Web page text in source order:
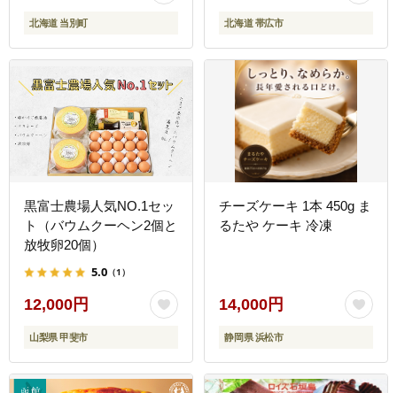
北海道 当別町 北海道 帯広市
黒富士農場人気NO.1セッ
ト（バウムクーヘン2個と
放牧卵20個）
5.0 （1）
12,000円
山梨県 甲斐市
チーズケーキ 1本 450g ま
るたや ケーキ 冷凍
14,000円
静岡県 浜松市